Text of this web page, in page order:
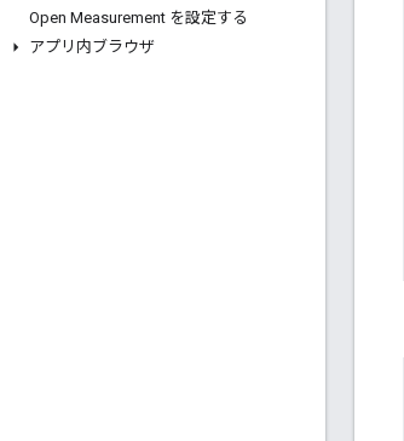
Open Measurement を設定する
アプリ内ブラウザ